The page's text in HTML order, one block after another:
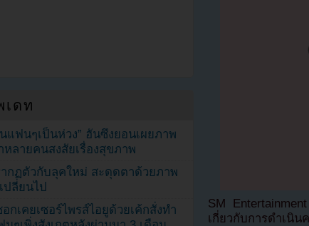
SM
เกี่ยวกับการดำเนิ
เดท
แฟนๆเป็นห่วง” ฮันซึงยอนเผยภาพ
หลายคนสงสัยเรื่องสุขภาพ
กฏตัวกับลุคใหม่ สะดุดตาด้วยภาพ
ลี่ยนไป
กเคยเซอร์ไพรส์ไอยูด้วยเค้กสั่งทำ